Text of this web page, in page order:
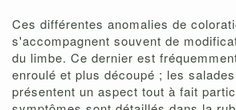
Ces différentes anomalies de
s'accompagnent souvent de
du limbe. Ce dernier est
enroulé et plus découpé ; les
présentent un aspect tout à fait